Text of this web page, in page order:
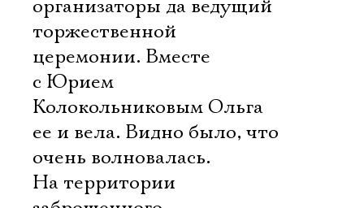
организаторы да ведущий
торжественной
церемонии. Вместе
с Юрием
Колокольниковым Ольга
ее и вела. Видно было, что
очень волновалась.
На территории